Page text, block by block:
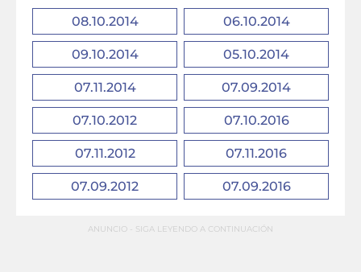
08.10.2014 06.10.2014
09.10.2014 05.10.2014
07.11.2014 07.09.2014
07.10.2012 07.10.2016
07.11.2012 07.11.2016
07.09.2012 07.09.2016
ANUNCIO - SIGA LEYENDO A CONTINUACIÓN